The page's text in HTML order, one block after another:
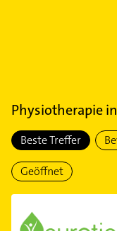
Physiotherapiein
Beste Treffer
Geöffnet